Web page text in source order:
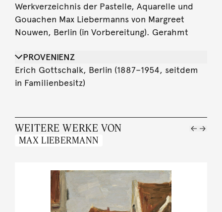
Werkverzeichnis der Pastelle, Aquarelle und
Gouachen Max Liebermanns von Margreet
Nouwen, Berlin (in Vorbereitung). Gerahmt
PROVENIENZ
Erich Gottschalk, Berlin (1887–1954, seitdem
in Familienbesitz)
WEITERE WERKE VON
MAX LIEBERMANN